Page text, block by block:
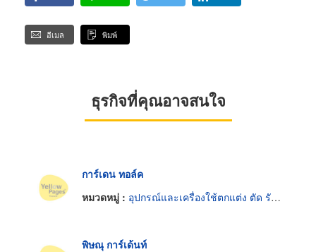
อีเมล พิมพ์
ธุรกิจที่คุณอาจสนใจ
การ์เดน ทอล์ค
หมวดหมู่ : อุปกรณ์และเครื่องใช้ตกแต่ง ตัด รักษาต้นไม้
พิษณุ การ์เด้นท์